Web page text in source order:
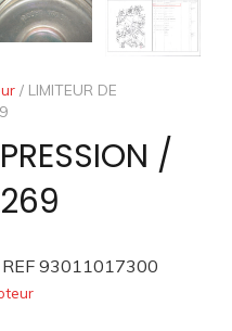
/ LIMITEUR DE
/
REF 93011017300